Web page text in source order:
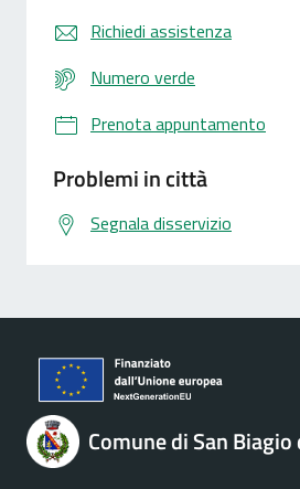
Richiedi assistenza
Numero verde
Prenota appuntamento
Problemi in città
Segnala disservizio
Comune di San